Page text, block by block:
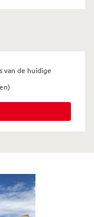
van de huidige